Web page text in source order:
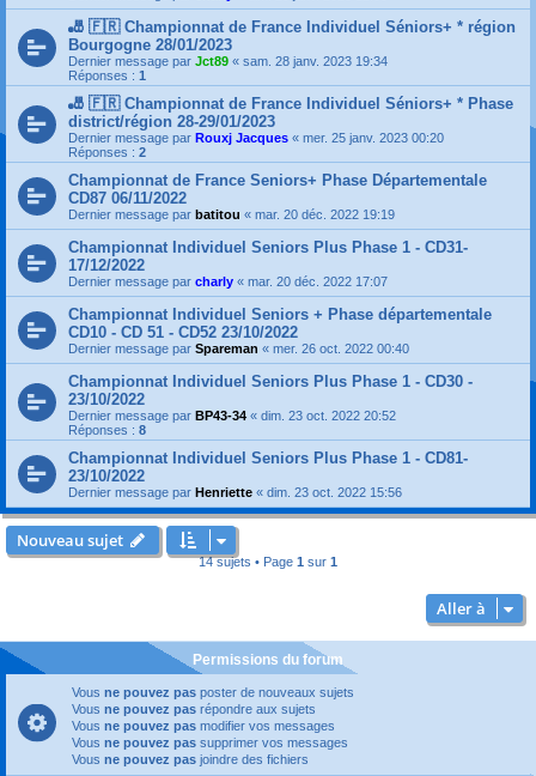
🎳 🇫🇷 Championnat de France Individuel Séniors+ * région
Bourgogne 28/01/2023
Dernier message par Jct89 « sam. 28 janv. 2023 19:34
Réponses : 1
🎳 🇫🇷 Championnat de France Individuel Séniors+ * Phase
district/région 28-29/01/2023
Dernier message par Rouxj Jacques « mer. 25 janv. 2023 00:20
Réponses : 2
Championnat de France Seniors+ Phase Départementale
CD87 06/11/2022
Dernier message par batitou « mar. 20 déc. 2022 19:19
Championnat Individuel Seniors Plus Phase 1 - CD31-
17/12/2022
Dernier message par charly « mar. 20 déc. 2022 17:07
Championnat Individuel Seniors + Phase départementale
CD10 - CD 51 - CD52 23/10/2022
Dernier message par Spareman « mer. 26 oct. 2022 00:40
Championnat Individuel Seniors Plus Phase 1 - CD30 -
23/10/2022
Dernier message par BP43-34 « dim. 23 oct. 2022 20:52
Réponses : 8
Championnat Individuel Seniors Plus Phase 1 - CD81-
23/10/2022
Dernier message par Henriette « dim. 23 oct. 2022 15:56
Nouveau sujet
14 sujets • Page 1 sur 1
Aller à
Permissions du forum
Vous ne pouvez pas poster de nouveaux sujets
Vous ne pouvez pas répondre aux sujets
Vous ne pouvez pas modifier vos messages
Vous ne pouvez pas supprimer vos messages
Vous ne pouvez pas joindre des fichiers